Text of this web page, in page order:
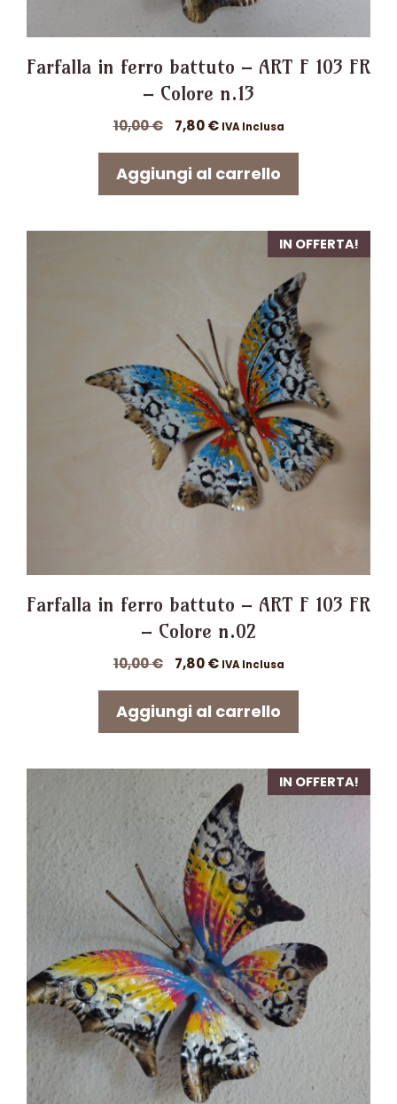
Farfalla in ferro battuto – ART F 103 FR
– Colore n.13
10,00€
Il
originale
era:
7,80€Il
attuale
IVA Inclusa
Aggiungi al carrello
IN OFFERTA!
Farfalla in ferro battuto – ART F 103 FR
– Colore n.02
10,00€
Il
originale
era:
7,80€Il
attuale
IVA Inclusa
Aggiungi al carrello
IN OFFERTA!